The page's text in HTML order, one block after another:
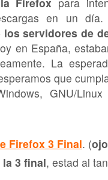
en un día.
servidores de
en España,
La
que
GNU/
Firefox 3 Final. (
3 final, estad al